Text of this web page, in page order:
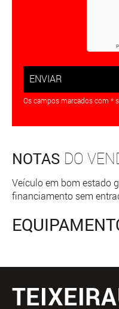
ENVIAR
Os campos marcados com *
NOTAS DO
Veículo em bom estado
financiamento sem